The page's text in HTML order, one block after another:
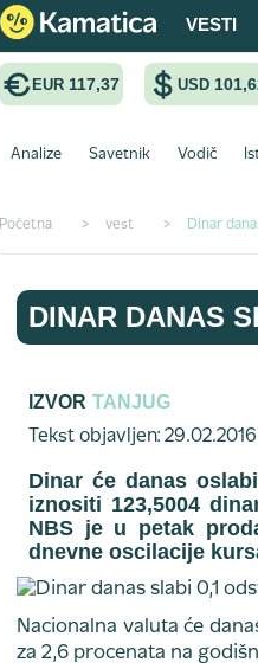
VESTI
EUR 117,37 USD
Analize Savetnik Vodič
Početna > vest > Dinar
DINAR DANAS
IZVOR TANJUG
Tekst objavljen: 29.02.2016
Dinar će danas
iznositi 123,5004
NBS je u petak
dnevne oscilacije
Nacionalna valuta će
za 2,6 procenata na